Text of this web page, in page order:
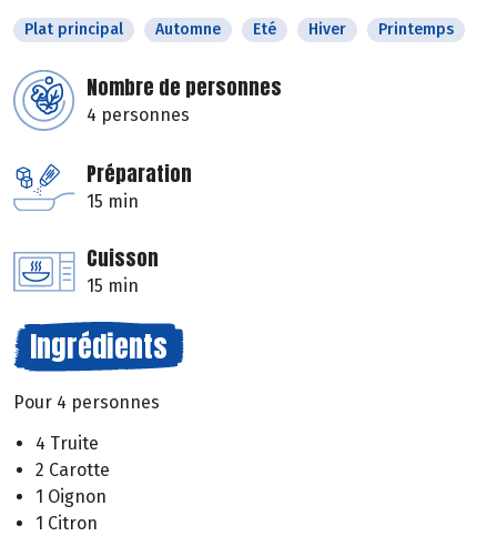
Plat principal Automne Eté Hiver Printemps
Nombre de personnes
4 personnes
Préparation
15 min
Cuisson
15 min
Ingrédients
Pour 4 personnes
4 Truite
2 Carotte
1 Oignon
1 Citron